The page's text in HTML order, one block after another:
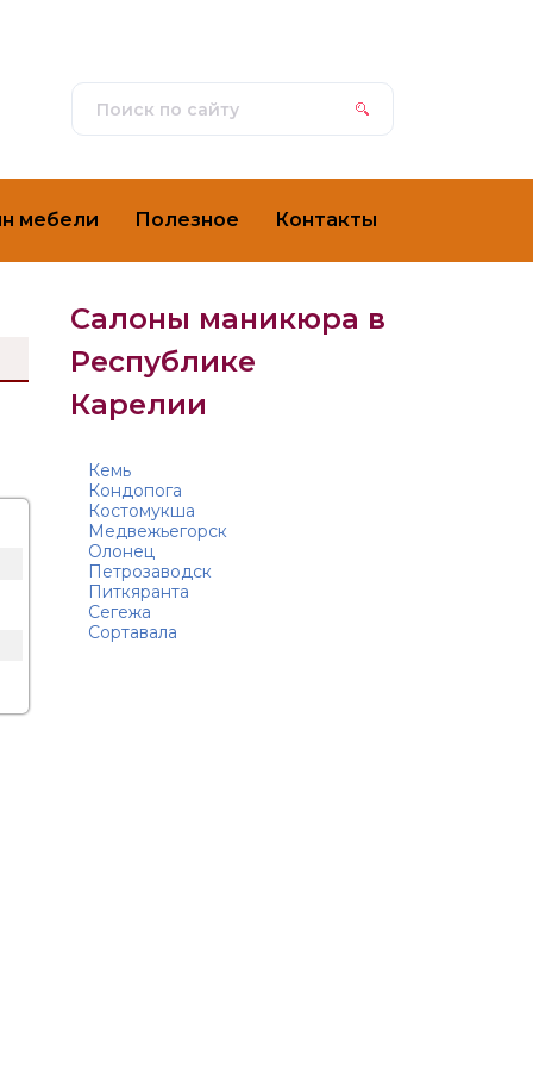
мебели Полезное Контакты
Салоны маникюра в
Республике
Карелии
Кемь
Кондопога
Костомукша
Медвежьегорск
Олонец
Петрозаводск
Питкяранта
Сегежа
Сортавала